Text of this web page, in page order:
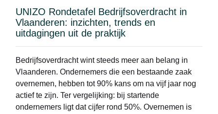
UNIZO Rondetafel Bedrijfsoverdracht in
Vlaanderen: inzichten, trends en
uitdagingen uit de praktijk
Bedrijfsoverdracht wint steeds meer aan belang in
Vlaanderen. Ondernemers die een bestaande zaak
overnemen, hebben tot 90% kans om na vijf jaar nog
actief te zijn. Ter vergelijking: bij startende
ondernemers ligt dat cijfer rond 50%. Overnemen is